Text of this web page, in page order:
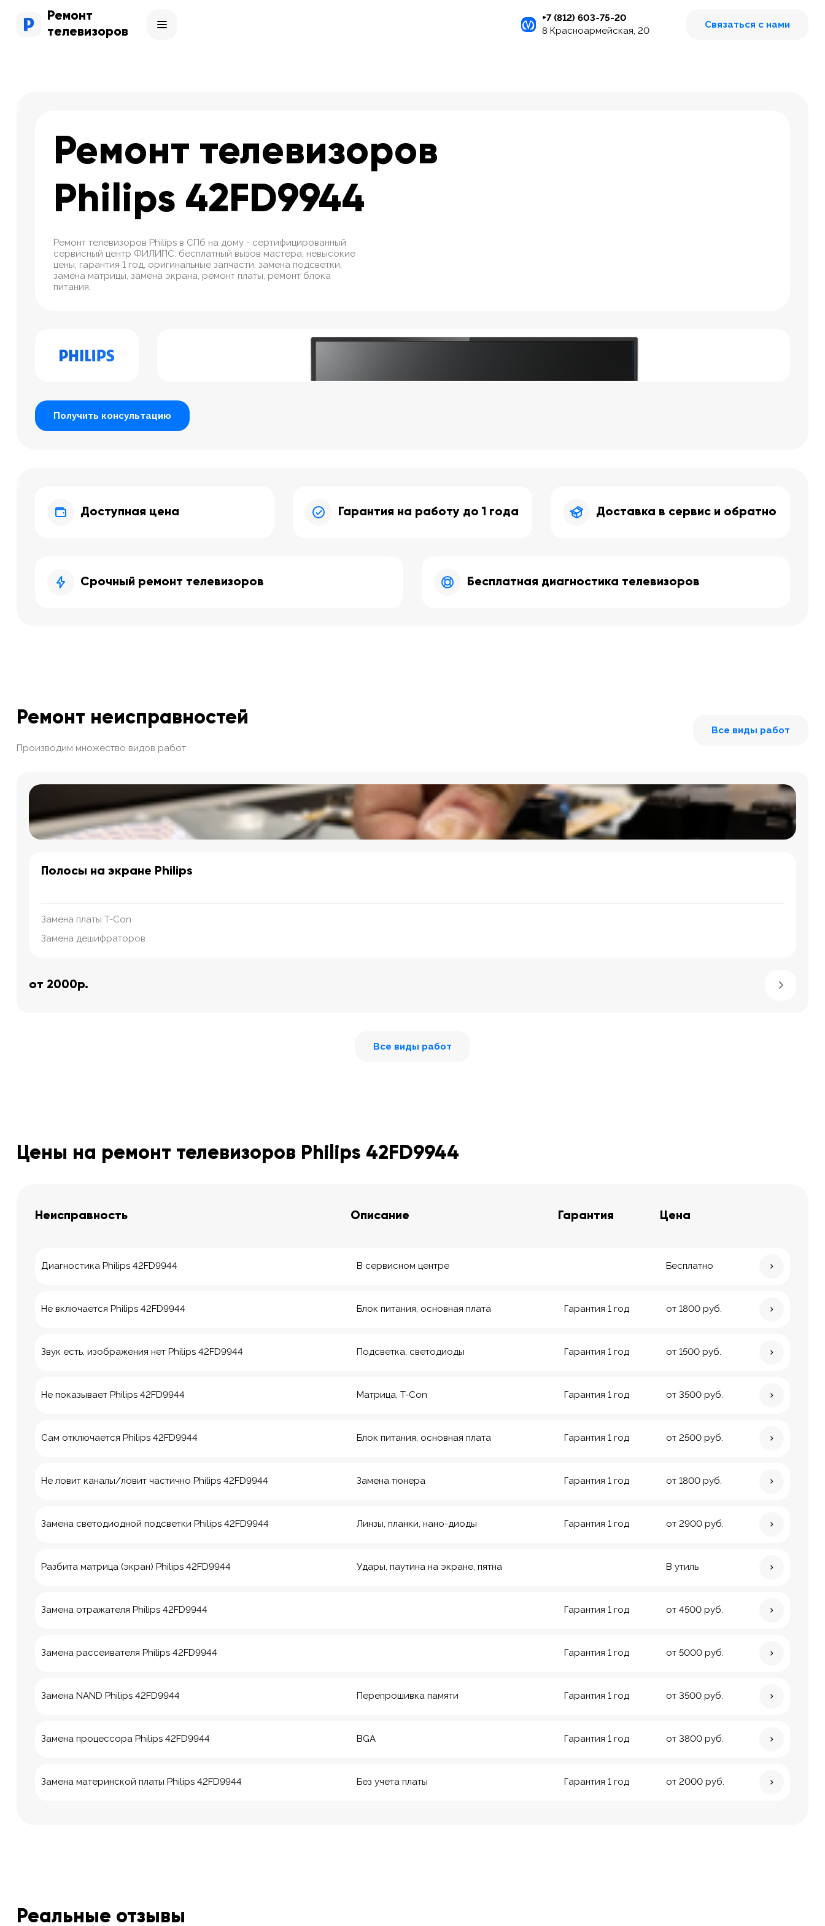
Ремонт
телевизоров
+7 (812) 603-75-20
8 Красноармейская, 20
Связаться с нами
Ремонт телевизоров
Philips 42FD9944
Ремонт телевизоров Philips в СПб на дому - сертифицированный
сервисный центр ФИЛИПС: бесплатный вызов мастера, невысокие
цены, гарантия 1 год, оригинальные запчасти, замена подсветки,
замена матрицы, замена экрана, ремонт платы, ремонт блока
питания.
Получить консультацию
Доступная цена Гарантия на работу до 1 года Доставка в сервис и обратно
Срочный ремонт телевизоров Бесплатная диагностика телевизоров
Ремонт неисправностей
Производим множество видов работ
Все виды работ
Полосы на экране Philips
Замена платы T-Con
Замена дешифраторов
от 2000р.
Все виды работ
Цены на ремонт телевизоров Philips 42FD9944
Неисправность Описание Гарантия Цена
Диагностика Philips 42FD9944 В сервисном центре Бесплатно
Не включается Philips 42FD9944 Блок питания, основная плата Гарантия 1 год от 1800 руб.
Звук есть, изображения нет Philips 42FD9944 Подсветка, светодиоды Гарантия 1 год от 1500 руб.
Не показывает Philips 42FD9944 Матрица, T-Con Гарантия 1 год от 3500 руб.
Сам отключается Philips 42FD9944 Блок питания, основная плата Гарантия 1 год от 2500 руб.
Не ловит каналы/ловит частично Philips 42FD9944 Замена тюнера Гарантия 1 год от 1800 руб.
Замена светодиодной подсветки Philips 42FD9944 Линзы, планки, нано-диоды Гарантия 1 год от 2900 руб.
Разбита матрица (экран) Philips 42FD9944 Удары, паутина на экране, пятна В утиль
Замена отражателя Philips 42FD9944 Гарантия 1 год от 4500 руб.
Замена рассеивателя Philips 42FD9944 Гарантия 1 год от 5000 руб.
Замена NAND Philips 42FD9944 Перепрошивка памяти Гарантия 1 год от 3500 руб.
Замена процессора Philips 42FD9944 BGA Гарантия 1 год от 3800 руб.
Замена материнской платы Philips 42FD9944 Без учета платы Гарантия 1 год от 2000 руб.
Реальные отзывы